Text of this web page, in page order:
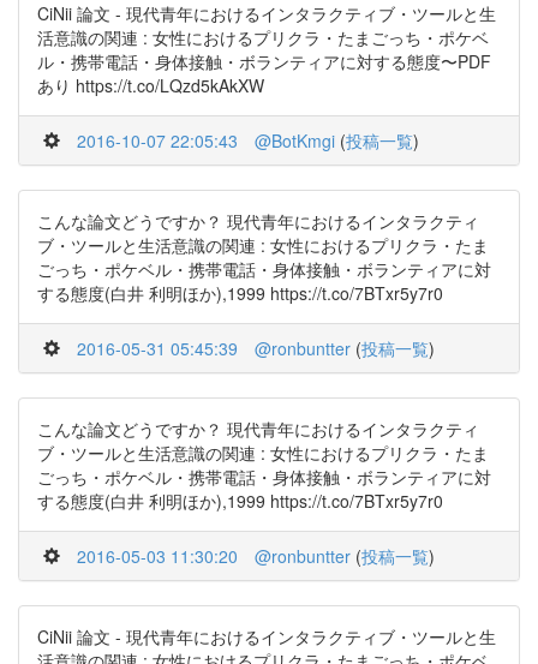
CiNii 論文 - 現代青年におけるインタラクティブ・ツールと生
活意識の関連 : 女性におけるプリクラ・たまごっち・ポケベ
ル・携帯電話・身体接触・ボランティアに対する態度〜PDF
あり https://t.co/LQzd5kAkXW
2016-10-07 22:05:43 @BotKmgi (投稿一覧)
こんな論文どうですか？ 現代青年におけるインタラクティ
ブ・ツールと生活意識の関連 : 女性におけるプリクラ・たま
ごっち・ポケベル・携帯電話・身体接触・ボランティアに対
する態度(白井 利明ほか),1999 https://t.co/7BTxr5y7r0
2016-05-31 05:45:39 @ronbuntter (投稿一覧)
こんな論文どうですか？ 現代青年におけるインタラクティ
ブ・ツールと生活意識の関連 : 女性におけるプリクラ・たま
ごっち・ポケベル・携帯電話・身体接触・ボランティアに対
する態度(白井 利明ほか),1999 https://t.co/7BTxr5y7r0
2016-05-03 11:30:20 @ronbuntter (投稿一覧)
CiNii 論文 - 現代青年におけるインタラクティブ・ツールと生